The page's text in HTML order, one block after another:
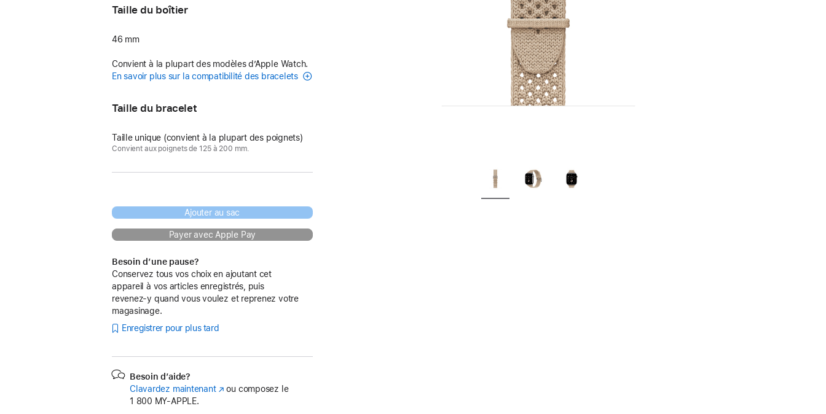
Taille du boîtier
46 mm
Convient à la plupart des modèles d’Apple Watch.
En savoir plus sur la compatibilité des bracelets
Taille du bracelet
Taille unique (convient à la plupart des poignets)
Convient aux poignets de 125 à 200 mm.
Ajouter au sac
Payer avec Apple Pay
Besoin d’une pause?
Conservez tous vos choix en ajoutant cet
appareil à vos articles enregistrés, puis
revenez-y quand vous voulez et reprenez votre
magasinage.
Enregistrer pour plus tard
Besoin d’aide?
Clavardez maintenant(s’ouvre
ou composez le
1 800 MY‑APPLE.